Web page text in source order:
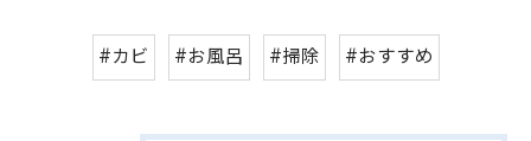
#カビ #お風呂 #掃除 #おすすめ